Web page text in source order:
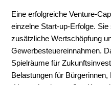
Eine erfolgreiche Venture-
einzelne Start-up-Erfolge.
zusätzliche Wertschöpfung
Gewerbesteuereinnahmen.
Spielräume für
Belastungen für